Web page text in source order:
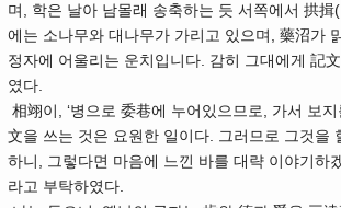
며, 학은 날아 남몰래 송축하는 듯 서쪽에서 拱揖
에는 소나무와 대나무가 가리고 있으며, 藥沼가
정자에 어울리는 운치입니다. 감히 그대에게 記
였다.
相翊이, ‘병으로 委巷에 누어있으므로, 가서 보
文을 쓰는 것은 요원한 일이다. 그러므로 그것을
하니, 그렇다면 마음에 느낀 바를 대략 이야기하
라고 부탁하였다.